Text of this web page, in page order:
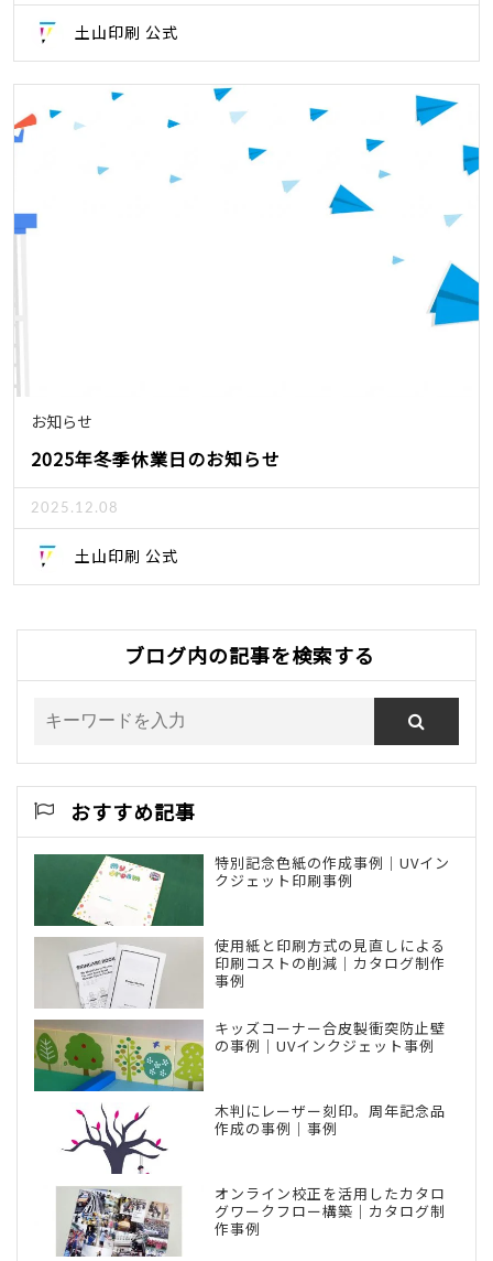
土山印刷 公式
お知らせ
2025年冬季休業日のお知らせ
2025.12.08
土山印刷 公式
ブログ内の記事を検索する
おすすめ記事
特別記念色紙の作成事例｜UVイン
クジェット印刷事例
使用紙と印刷方式の見直しによる
印刷コストの削減｜カタログ制作
事例
キッズコーナー合皮製衝突防止壁
の事例｜UVインクジェット事例
木判にレーザー刻印。周年記念品
作成の事例｜事例
オンライン校正を活用したカタロ
グワークフロー構築｜カタログ制
作事例